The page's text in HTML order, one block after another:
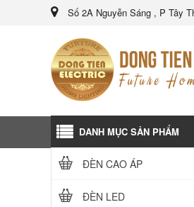
Số 2A Nguyễn Sáng , P Tây
DANH MỤC SẢN PHẨM
ĐÈN CAO ÁP
ĐÈN LED